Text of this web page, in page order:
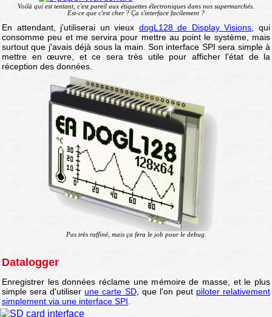
Voilà qui est tentant, c'est pareil aux étiquettes électroniques dans nos supermarchés.
Est-ce que c'est cher ? Ça s'interface facilement ?
En attendant, j'utiliserai un vieux dogL128 de Display Visions , qui
consomme peu et me servira pour mettre au point le système, mais
surtout que j'avais déjà sous la main. Son interface SPI sera simple à
mettre en œuvre, et ce sera très utile pour afficher l'état de la
réception des données.
Pas très raffiné, mais ça fera le job pour le debug.
Datalogger
Enregistrer les données réclame une mémoire de masse, et le plus
simple sera d'utiliserune carte SD, que l'on peut piloter relativement
simplement via une interface SPI